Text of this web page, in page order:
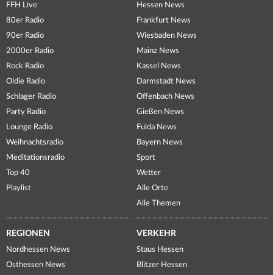
FFH Live
80er Radio
90er Radio
2000er Radio
Rock Radio
Oldie Radio
Schlager Radio
Party Radio
Lounge Radio
Weihnachtsradio
Meditationsradio
Top 40
Playlist
Hessen News
Frankfurt News
Wiesbaden News
Mainz News
Kassel News
Darmstadt News
Offenbach News
Gießen News
Fulda News
Bayern News
Sport
Wetter
Alle Orte
Alle Themen
REGIONEN
Nordhessen News
Osthessen News
VERKEHR
Staus Hessen
Blitzer Hessen